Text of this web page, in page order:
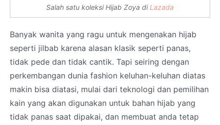
Salah satu koleksi Hijab Zoya di Lazada
Banyak wanita yang ragu untuk mengenakan hijab
seperti jilbab karena alasan klasik seperti panas,
tidak pede dan tidak cantik. Tapi seiring dengan
perkembangan dunia fashion keluhan-keluhan diatas
makin bisa diatasi, mulai dari teknologi dan pemilihan
kain yang akan digunakan untuk bahan hijab yang
tidak panas saat dipakai, dan membuat anda tetap